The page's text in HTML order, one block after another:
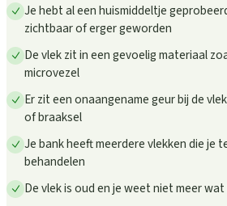
Je hebt al een huismiddeltje
zichtbaar of erger geworden
De vlek zit in een gevoelig materiaal
microvezel
Er zit een onaangename geur bij de
of braaksel
Je bank heeft meerdere vlekken die je
behandelen
De vlek is oud en je weet niet meer